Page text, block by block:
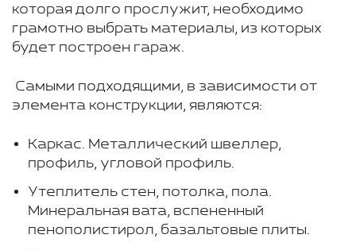
которая долго прослужит, необходимо
грамотно выбрать материалы, из которых
будет построен гараж.
Самыми подходящими, в зависимости от
элемента конструкции, являются:
Каркас. Металлический швеллер,
профиль, угловой профиль.
Утеплитель стен, потолка, пола.
Минеральная вата, вспененный
пенополистирол, базальтовые плиты.